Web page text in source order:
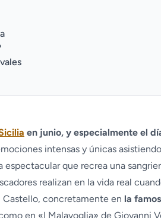
en junio, y especialmente el
intensas y únicas asistiendo
espectacular que recrea una
realizan en la vida real
Castello, concretamente en la
en «I Malavoglia» de Giovanni